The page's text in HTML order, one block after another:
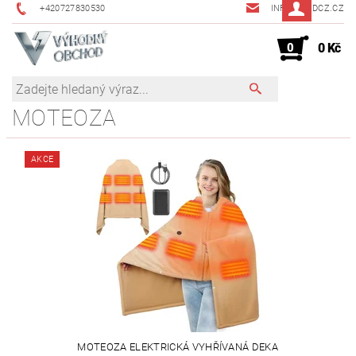
+420727830530 INFO@JMDCZ.CZ
0 0 Kč
MOTEOZA
AKCE
MOTEOZA ELEKTRICKÁ VYHŘÍVANÁ DEKA